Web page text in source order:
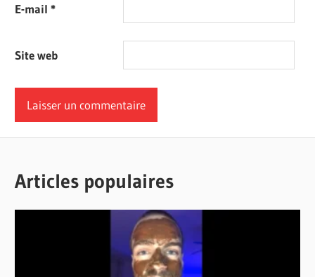
E-mail*
Site web
Articles populaires